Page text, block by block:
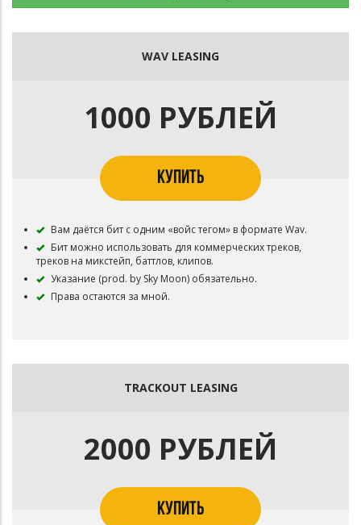
WAV LEASING
1000 РУБЛЕЙ
КУПИТЬ
Вам даётся бит с одним «войс тегом» в формате Wav.
Бит можно использовать для коммерческих треков,
треков на микстейп, баттлов, клипов.
Указание (prod. by Sky Moon) обязательно.
Права остаются за мной.
TRACKOUT LEASING
2000 РУБЛЕЙ
КУПИТЬ